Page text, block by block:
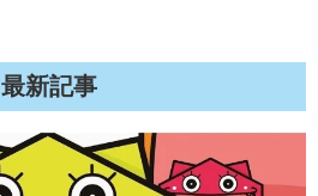
最新記事